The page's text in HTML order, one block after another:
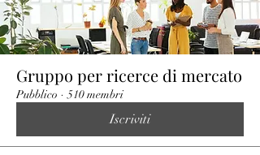
Gruppo per ricerce di mercato
Pubblico · 510 membri
Iscriviti